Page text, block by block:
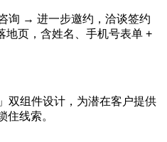
询 → 进一步邀约，洽谈签约
地页，含姓名、手机号表单 +
双组件设计，为潜在客户提供
住线索。